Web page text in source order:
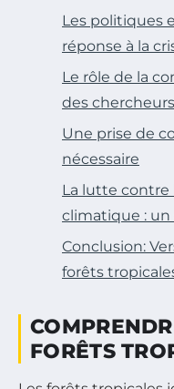
Les politiques
réponse à la
Le rôle de la
des chercheurs
Une prise de
nécessaire
La lutte
climatique :
Conclusion:
forêts
FORÊTS